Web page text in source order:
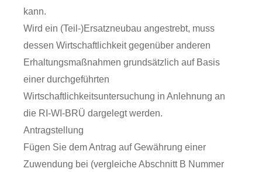
kann.
Wird ein (Teil-)Ersatzneubau angestrebt, muss
dessen Wirtschaftlichkeit gegenüber anderen
Erhaltungsmaßnahmen grundsätzlich auf Basis
einer durchgeführten
Wirtschaftlichkeitsuntersuchung in Anlehnung an
die RI-WI-BRÜ dargelegt werden.
Antragstellung
Fügen Sie dem Antrag auf Gewährung einer
Zuwendung bei (vergleiche Abschnitt B Nummer